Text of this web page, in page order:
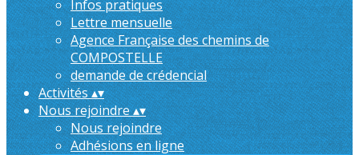
Infos pratiques
Lettre mensuelle
Agence Française des chemins de
COMPOSTELLE
demande de crédencial
Activités▴▾
Nous rejoindre▴▾
Nous rejoindre
Adhésions en ligne